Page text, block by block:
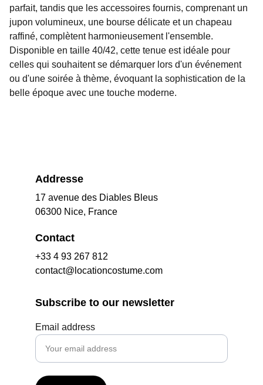
parfait, tandis que les accessoires fournis, comprenant un
jupon volumineux, une bourse délicate et un chapeau
raffiné, complètent harmonieusement l'ensemble.
Disponible en taille 40/42, cette tenue est idéale pour
celles qui souhaitent se démarquer lors d'un événement
ou d'une soirée à thème, évoquant la sophistication de la
belle époque avec une touche moderne.
Addresse
17 avenue des Diables Bleus
06300 Nice, France
Contact
+33 4 93 267 812
contact@locationcostume.com
Subscribe to our newsletter
Email address